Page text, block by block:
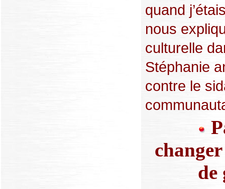
quand
nous
culturelle
Stéphanie
contre le
de